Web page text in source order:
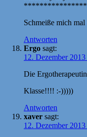
Schmeiße mich
Antworten
Ergo sagt:
12. Dezember
Die
Klasse!!!! :-)))))
Antworten
xaver sagt:
12. Dezember